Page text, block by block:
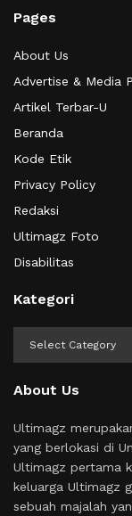
Pages
About Us
Advertise & Media
Artikel Terbar-U
Beranda
Kode Etik
Privacy Policy
Redaksi
Ultimagz Foto
Disabilitas
Kategori
About Us
Ultimagz
yang berlokasi di
Ultimagz pertama
keluarga Ultimagz
sebuah majalah